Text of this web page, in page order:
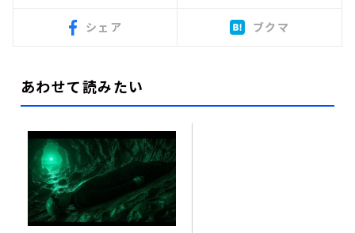
シェア ブクマ
あわせて読みたい